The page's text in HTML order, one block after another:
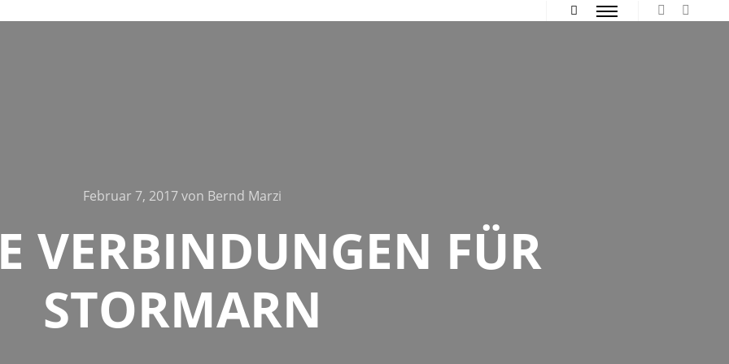
Hauptmenü
Februar 7, 2017von Bernd Marzi
VERBINDUNGEN FÜR
STORMARN